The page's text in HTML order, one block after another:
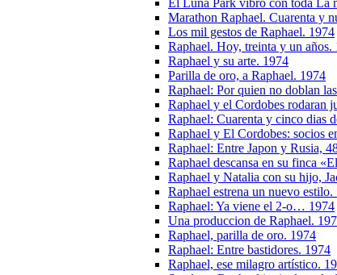
El Luna Park vibró con toda La
Marathon Raphael. Cuarenta y
Los mil gestos de Raphael. 1974
Raphael. Hoy, treinta y un años.
Raphael y su arte. 1974
Parilla de oro, a Raphael. 1974
Raphael: Por quien no doblan
Raphael y el Cordobes rodaran
Raphael: Cuarenta y cinco dias
Raphael y El Cordobes: socios
Raphael: Entre Japon y Rusia,
Raphael descansa en su finca
Raphael y Natalia con su hijo,
Raphael estrena un nuevo estilo.
Raphael: Ya viene el 2-o… 1974
Una produccion de Raphael.
Raphael, parilla de oro. 1974
Raphael: Entre bastidores. 1974
Raphael, ese milagro artístico.